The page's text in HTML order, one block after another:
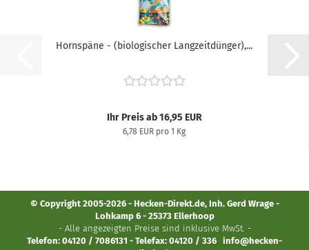
Hornspäne - (biologischer Langzeitdünger),...
Ihr Preis ab 16,95 EUR
6,78 EUR pro 1 Kg
© Copyright 2005-2026 - Hecken-Direkt.de, Inh. Gerd Wrage -
Lohkamp 6 - 25373 Ellerhoop
- Alle angezeigten Preise sind inklusive MwSt. -
Telefon: 04120 / 7086131 - Telefax: 04120 / 336 info@hecken-